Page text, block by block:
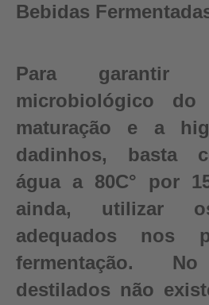
Bebidas
Para garantir
microbiológico
maturação e a
dadinhos, basta
água a 80C° por
ainda, utilizar
adequados nos
fermentação.
destilados não